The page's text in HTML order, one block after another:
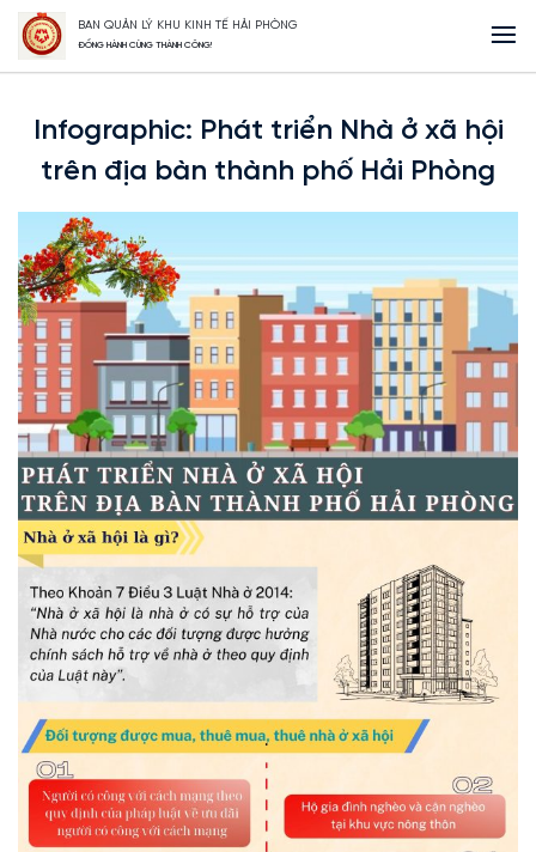
BAN QUẢN LÝ KHU KINH TẾ HẢI PHÒNG
ĐỒNG HÀNH CÙNG THÀNH CÔNG!
Trang Chủ
Infographic: Phát triển Nhà ở xã hội trên địa bàn thành phố
Hải Phòng
Infographic: Phát triển Nhà ở xã hội
trên địa bàn thành phố Hải Phòng